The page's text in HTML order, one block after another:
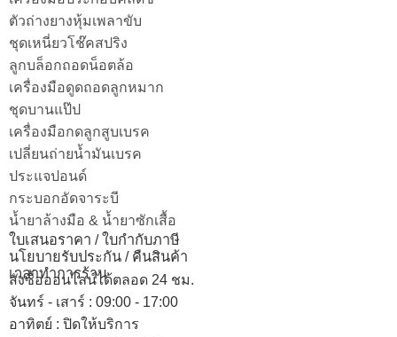
ตัวถ่างยางหุ้มเพลาขับ
ชุดเหนี่ยวโช๊คสปริง
ลูกบล็อกถอดน็อตล้อ
เครื่องมือดูดถอดลูกหมาก
ชุดบานแป๊ป
เครื่องมือกดลูกสูบเบรค
เปลี่ยนถ่ายน้ำมันเบรค
ประแจปอนด์
กระบอกอัดจาระบี
น้ำยาล้างมือ & น้ำยาซักเสื้อ
ใบเสนอราคา / ใบกำกับภาษี
นโยบายรับประกัน / คืนสินค้า
เวลาทำการร้าน
สั่งซื้อออนไลน์ได้ตลอด 24 ชม.
จันทร์ - เสาร์ : 09:00 - 17:00
อาทิตย์ : ปิดให้บริการ